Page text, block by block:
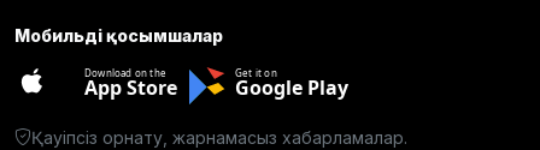
Мобильді қосымшалар
Download on the
App Store
Get it on
Google Play
Қауіпсіз орнату, жарнамасыз хабарламалар.